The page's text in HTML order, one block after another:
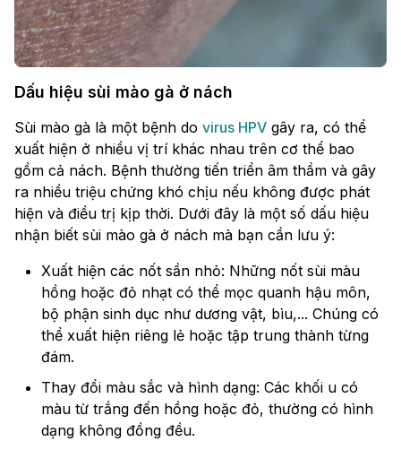
Dấu hiệu sùi mào gà ở nách
Sùi mào gà là một bệnh do virus HPV gây ra, có thể
xuất hiện ở nhiều vị trí khác nhau trên cơ thể bao
gồm cả nách. Bệnh thường tiến triển âm thầm và gây
ra nhiều triệu chứng khó chịu nếu không được phát
hiện và điều trị kịp thời. Dưới đây là một số dấu hiệu
nhận biết sùi mào gà ở nách mà bạn cần lưu ý:
Xuất hiện các nốt sần nhỏ: Những nốt sùi màu
hồng hoặc đỏ nhạt có thể mọc quanh hậu môn,
bộ phận sinh dục như dương vật, bìu,... Chúng có
thể xuất hiện riêng lẻ hoặc tập trung thành từng
đám.
Thay đổi màu sắc và hình dạng: Các khối u có
màu từ trắng đến hồng hoặc đỏ, thường có hình
dạng không đồng đều.